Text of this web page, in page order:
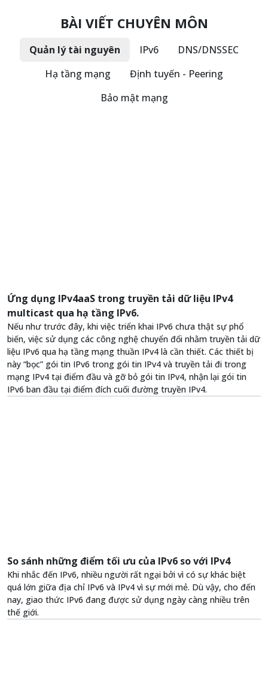
BÀI VIẾT CHUYÊN MÔN
Quản lý tài nguyên IPv6
DNS/DNSSEC
Hạ tầng mạng
Định tuyến - Peering
Bảo mật mạng
Ứng dụng IPv4aaS trong truyền tải dữ liệu IPv4
multicast qua hạ tầng IPv6.
Nếu như trước đây, khi việc triển khai IPv6 chưa thật sự phổ
biến, việc sử dụng các công nghệ chuyển đổi nhằm truyền tải dữ
liệu IPv6 qua hạ tầng mạng thuần IPv4 là cần thiết. Các thiết bị
này “bọc” gói tin IPv6 trong gói tin IPv4 và truyền tải đi trong
mạng IPv4 tại điểm đầu và gỡ bỏ gói tin IPv4, nhận lại gói tin
IPv6 ban đầu tại điểm đích cuối đường truyền IPv4.
So sánh những điểm tối ưu của IPv6 so với IPv4
Khi nhắc đến IPv6, nhiều người rất ngại bởi vì có sự khác biệt
quá lớn giữa địa chỉ IPv6 và IPv4 vì sự mới mẻ. Dù vậy, cho đến
nay, giao thức IPv6 đang được sử dụng ngày càng nhiều trên
thế giới.